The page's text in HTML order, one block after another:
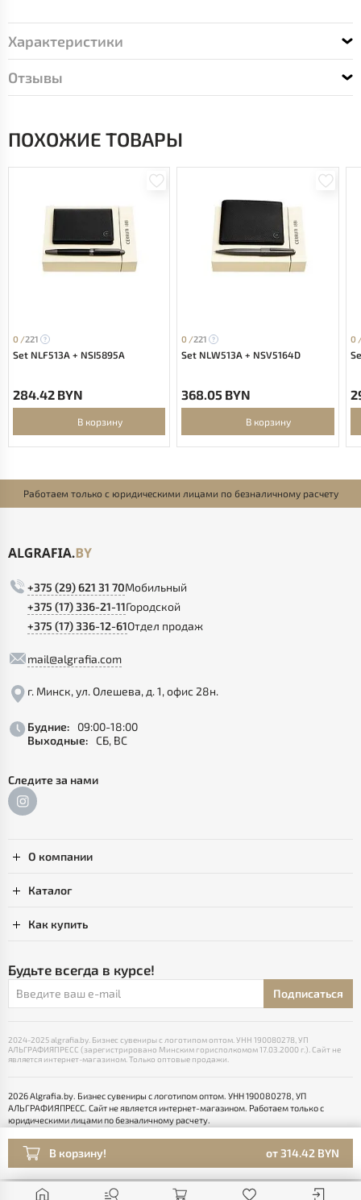
В корзину! от 314.42 BYN
Характеристики
Отзывы
ПОХОЖИЕ ТОВАРЫ
0 /221
Set NLF513A + NSI5895A
284.42 BYN
В корзину
0 /221
Set NLW513A + NSV5164D
368.05 BYN
В корзину
0
Работаем только с юридическими лицами по безналичному расчету
+375 (29) 621 31 70Мобильный
+375 (17) 336-21-11Городской
+375 (17) 336-12-61Отдел продаж
mail@algrafia.com
г. Минск, ул. Олешева, д. 1, офис 28н.
Будние:
09:00-18:00
Выходные: СБ, ВС
Следите за нами
О компании
Каталог
Как купить
Будьте всегда в курсе!
Подписаться
2024-2025 algrafia.by. Бизнес сувениры с логотипом оптом. УНН 190080278, УП
АЛЬГРАФИЯПРЕСС (зарегистрировано Минским горисполкомом 17.03.2000 г.). Сайт не
является интернет-магазином. Только оптовые продажи.
2026 Algrafia.by. Бизнес сувениры с логотипом оптом. УНН 190080278, УП
АЛЬГРАФИЯПРЕСС. Сайт не является интернет-магазином. Работаем только с
юридическими лицами по безналичному расчету.